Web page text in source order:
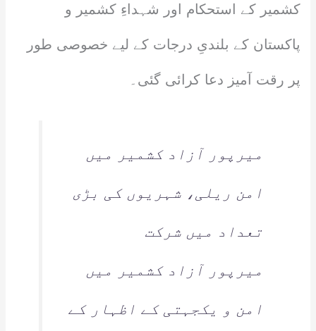
کشمیر کے استحکام اور شہداءِ کشمیر و
پاکستان کے بلندیِ درجات کے لیے خصوصی طور
پر رقت آمیز دعا کرائی گئی۔
میرپور آزاد کشمیر میں
امن ریلی، شہریوں کی بڑی
تعداد میں شرکت
میرپور آزاد کشمیر میں
امن و یکجہتی کے اظہار کے